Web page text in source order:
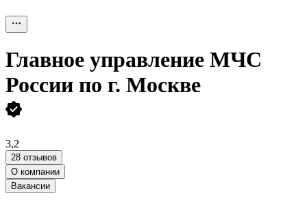
Главное управление МЧС
России по г. Москве
3,2
28 отзывов
О компании
Вакансии